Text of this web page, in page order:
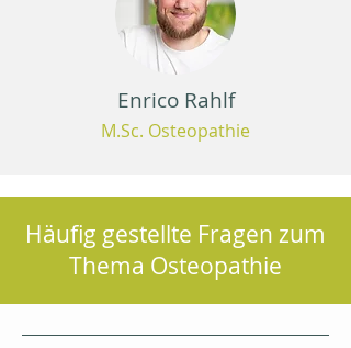
Enrico Rahlf
M.Sc. Osteopathie
Häufig gestellte Fragen zum
Thema Osteopathie